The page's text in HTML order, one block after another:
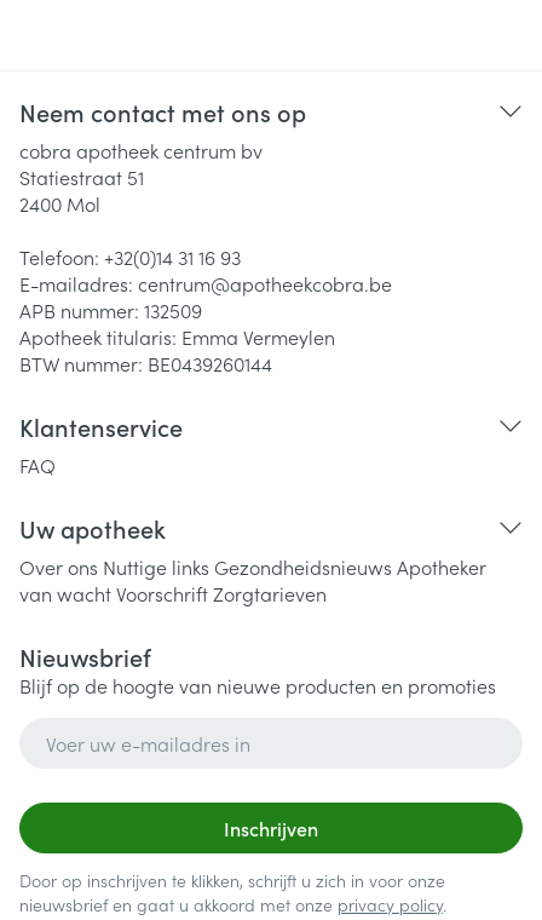
Neem contact met ons op
cobra apotheek centrum bv
Statiestraat 51
2400 Mol
Telefoon: +32(0)14 31 16 93
E-mailadres: centrum@apotheekcobra.be
APB nummer: 132509
Apotheek titularis: Emma Vermeylen
BTW nummer: BE0439260144
Klantenservice
FAQ
Uw apotheek
Over ons Nuttige links Gezondheidsnieuws Apotheker
van wachtVoorschriftZorgtarieven
Nieuwsbrief
Blijf op de hoogte van nieuwe producten en promoties
Inschrijven
Door op inschrijven te klikken, schrijft u zich in voor onze
nieuwsbrief en gaat u akkoord met onze privacy policy.